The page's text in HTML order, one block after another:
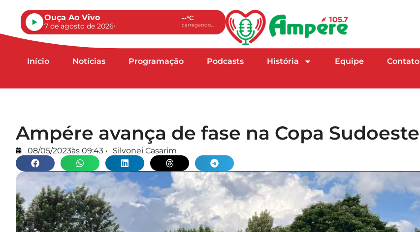
Ouça Ao Vivo
7 de agosto de 2026
--°C
carregando...
Início Notícias Programação Podcasts História Equipe Contato
Ampére avança de fase na Copa Sudoeste
08/05/2023às 09:43 • Silvonei Casarim